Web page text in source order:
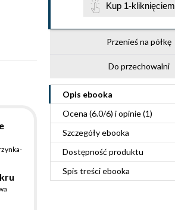
Kup 1-kliknięciem
Przenieś na półkę
Do przechowalni
Opis ebooka
Ocena (6.0/6) i opinie (1)
Szczegółyebooka
Dostępność produktu
Spis treściebooka